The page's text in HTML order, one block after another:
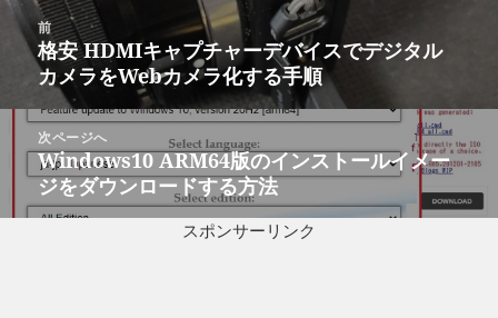
投
ン
前
前
の
稿:
格安 HDMIキャプチャーデバイスでデジタル
カメラをWebカメラ化する手順
次ページへ
次
の
投
Windows10 ARM64版のインストールイメー
ジをダウンロードする方法
スポンサーリンク